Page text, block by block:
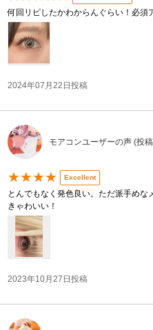
何回リピしたかわからんぐらい！必須
2024年07月22日投稿
モアコンユーザーの声 (投
★★★★ Excellent
とんでもなく発色良い。ただ派手めな
きゃわいい！
2023年10月27日投稿